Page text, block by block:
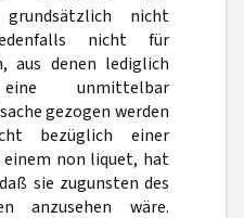
nicht
nicht für
aus denen lediglich
unmittelbar
gezogen werden
bezüglich einer
non liquet, hat
sie zugunsten des
anzusehen wäre.